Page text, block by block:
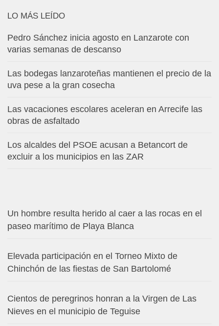
LO MÁS LEÍDO
Pedro Sánchez inicia agosto en Lanzarote con
varias semanas de descanso
Las bodegas lanzaroteñas mantienen el precio de la
uva pese a la gran cosecha
Las vacaciones escolares aceleran en Arrecife las
obras de asfaltado
Los alcaldes del PSOE acusan a Betancort de
excluir a los municipios en las ZAR
Un hombre resulta herido al caer a las rocas en el
paseo marítimo de Playa Blanca
Elevada participación en el Torneo Mixto de
Chinchón de las fiestas de San Bartolomé
Cientos de peregrinos honran a la Virgen de Las
Nieves en el municipio de Teguise